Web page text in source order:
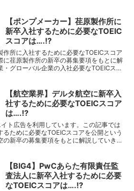
【ポンプメーカー】荏原製作所に
新卒入社するために必要なTOEIC
スコアは….!?
作所に入社するために必要なTOEICスコア
に荏原製作所の新卒の募集要項をもとに解
グローバル企業の入社必要なTOEICスコ
【航空業界】デルタ航空に新卒入
社するために必要なTOEICスコア
は….!?
ト広告を利用しています。この記事では
ために必要なTOEICスコアを公開という
の新卒の募集要項をもとに解説していきま
【BIG4】PwCあらた有限責任監
査法人に新卒入社するために必要
なTOEICスコアは….!?